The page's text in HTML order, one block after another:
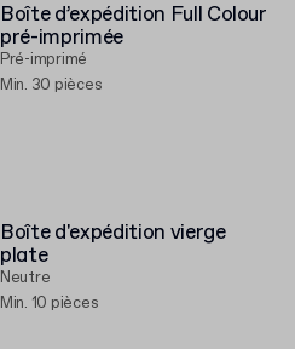
Boîte d’expédition Full Colour
pré-imprimée
Pré-imprimé
Min. 30 pièces
Boîte d'expédition vierge
plate
Neutre
Min. 10 pièces